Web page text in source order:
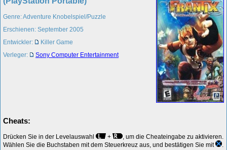
Genre: Adventure Knobelspiel/Puzzle
Erschienen: September 2005
Entwickler:
Killer Game
Verleger:
Sony Computer Entertainment
Cheats:
Drücken Sie in der Levelauswahl +
, um die Cheateingabe zu aktivieren.
Wählen Sie die Buchstaben mit dem Steuerkreuz aus, und bestätigen Sie mit
.